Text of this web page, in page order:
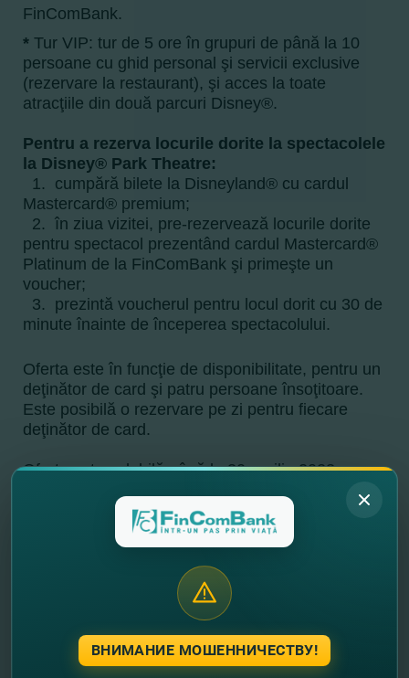
FinComBank.
* Tur VIP: tur de 5 ore în grupuri de până la 10
persoane cu ghid personal şi servicii exclusive
(rezervare la restaurant), şi acces la toate
atracţiile din două parcuri Disney®.
Pentru a rezerva locurile dorite la spectacolele
la Disney® Park Theatre:
1. cumpără bilete la Disneyland® cu cardul
Mastercard® premium;
2. în ziua vizitei, pre-rezervează locurile dorite
pentru spectacol prezentând cardul Mastercard®
Platinum de la FinComBank şi primeşte un
voucher;
3. prezintă voucherul pentru locul dorit cu 30 de
minute înainte de începerea spectacolului.
Oferta este în funcţie de disponibilitate, pentru un
deţinător de card şi patru persoane însoţitoare.
Este posibilă o rezervare pe zi pentru fiecare
deţinător de card.
Oferta este valabilă până la 30 aprilie 2023.
Dacă încă nu ai un card premium de la
FinComBank, îl poţi deschide online
alege cardul Mastercard Platinum
şi vină la sucursala aleasă doar pentru a
ВНИМАНИЕ МОШЕННИЧЕСТВУ!